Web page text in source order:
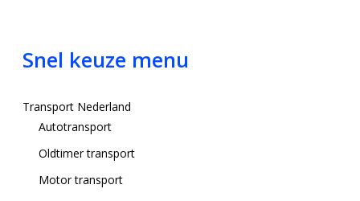
Snel keuze menu
Transport Nederland
Autotransport
Oldtimer transport
Motor transport